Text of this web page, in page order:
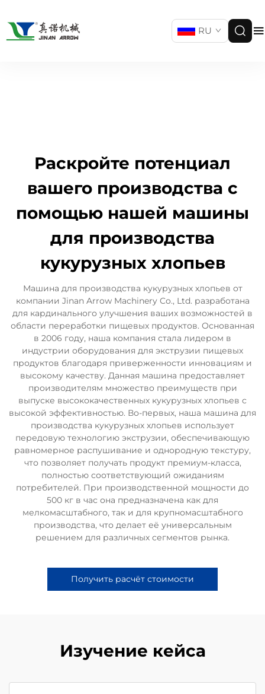
RU
Раскройте потенциал
вашего производства с
помощью нашей машины
для производства
кукурузных хлопьев
Машина для производства кукурузных хлопьев от
компании Jinan Arrow Machinery Co., Ltd. разработана
для кардинального улучшения ваших возможностей в
области переработки пищевых продуктов. Основанная
в 2006 году, наша компания стала лидером в
индустрии оборудования для экструзии пищевых
продуктов благодаря приверженности инновациям и
высокому качеству. Данная машина предоставляет
производителям множество преимуществ при
выпуске высококачественных кукурузных хлопьев с
высокой эффективностью. Во-первых, наша машина для
производства кукурузных хлопьев использует
передовую технологию экструзии, обеспечивающую
равномерное распушивание и однородную текстуру,
что позволяет получать продукт премиум-класса,
полностью соответствующий ожиданиям
потребителей. При производственной мощности до
500 кг в час она предназначена как для
мелкомасштабного, так и для крупномасштабного
производства, что делает её универсальным
решением для различных сегментов рынка.
Получить расчёт стоимости
Изучение кейса